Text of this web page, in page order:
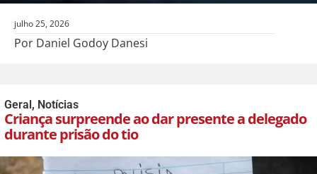
julho 25, 2026
Por Daniel Godoy Danesi
Geral, Notícias
Criança surpreende ao dar presente a delegado
durante prisão do tio